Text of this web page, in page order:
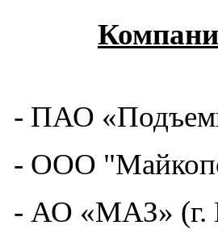
- ПАО
- ООО
- АО «МАЗ» (г.